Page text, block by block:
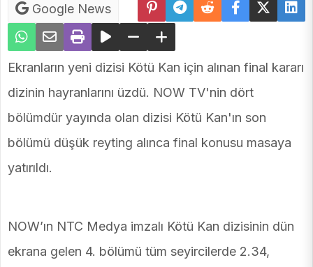
Google News
Ekranların yeni dizisi Kötü Kan için alınan final kararı
dizinin hayranlarını üzdü. NOW TV'nin dört
bölümdür yayında olan dizisi Kötü Kan'ın son
bölümü düşük reyting alınca final konusu masaya
yatırıldı.
NOW’ın NTC Medya imzalı Kötü Kan dizisinin dün
ekrana gelen 4. bölümü tüm seyircilerde 2.34,